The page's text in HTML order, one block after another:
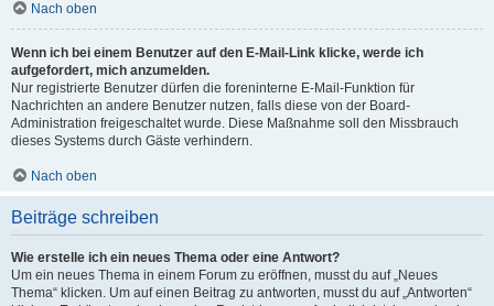
Nach oben
Wenn ich bei einem Benutzer auf den E-Mail-Link klicke, werde ich
aufgefordert, mich anzumelden.
Nur registrierte Benutzer dürfen die foreninterne E-Mail-Funktion für
Nachrichten an andere Benutzer nutzen, falls diese von der Board-
Administration freigeschaltet wurde. Diese Maßnahme soll den Missbrauch
dieses Systems durch Gäste verhindern.
Nach oben
Beiträge schreiben
Wie erstelle ich ein neues Thema oder eine Antwort?
Um ein neues Thema in einem Forum zu eröffnen, musst du auf „Neues
Thema“ klicken. Um auf einen Beitrag zu antworten, musst du auf „Antworten“